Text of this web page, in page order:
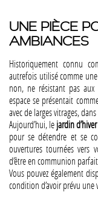
UNE PIÈCE
AMBIANCES
Historiquement connu
autrefois utilisé comme
non, ne résistant pas aux
espace se présentait
avec de larges vitrages,
Aujourd’hui, lejardin d’hiver
pour se détendre et se
ouvertures tournées vers
d’être en communion
Vous pouvez également
condition d’avoir prévu